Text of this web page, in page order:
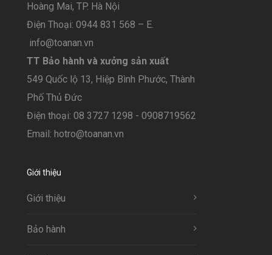
Hoàng Mai, TP. Hà Nội
Điện Thoại: 0944 831 568 – E.
info@toanan.vn
TT Bảo hành và xưởng sản xuất
549 Quốc lộ 13, Hiệp Bình Phước, Thành
Phố Thủ Đức
Điện thoại: 08 3727 1298 - 0908719562
Email: hotro@toanan.vn
Giới thiệu
Giới thiệu
Bảo hành